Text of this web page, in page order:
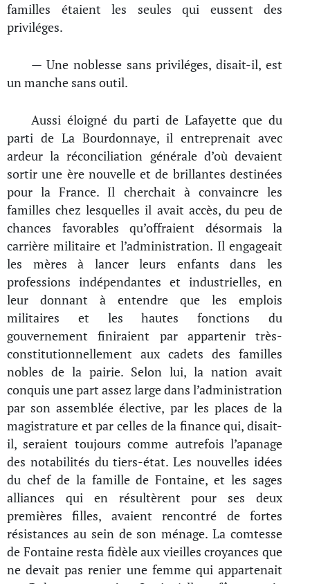
familles étaient les seules qui eussent des
priviléges.
— Une noblesse sans priviléges, disait-il, est
un manche sans outil.
Aussi éloigné du parti de Lafayette que du
parti de La Bourdonnaye, il entreprenait avec
ardeur la réconciliation générale d’où devaient
sortir une ère nouvelle et de brillantes destinées
pour la France. Il cherchait à convaincre les
familles chez lesquelles il avait accès, du peu de
chances favorables qu’offraient désormais la
carrière militaire et l’administration. Il engageait
les mères à lancer leurs enfants dans les
professions indépendantes et industrielles, en
leur donnant à entendre que les emplois
militaires et les hautes fonctions du
gouvernement finiraient par appartenir très-
constitutionnellement aux cadets des familles
nobles de la pairie. Selon lui, la nation avait
conquis une part assez large dans l’administration
par son assemblée élective, par les places de la
magistrature et par celles de la finance qui, disait-
il, seraient toujours comme autrefois l’apanage
des notabilités du tiers-état. Les nouvelles idées
du chef de la famille de Fontaine, et les sages
alliances qui en résultèrent pour ses deux
premières filles, avaient rencontré de fortes
résistances au sein de son ménage. La comtesse
de Fontaine resta fidèle aux vieilles croyances que
ne devait pas renier une femme qui appartenait